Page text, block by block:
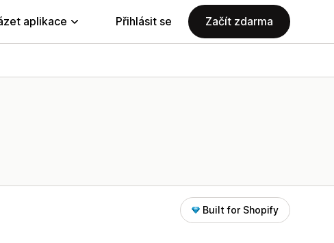
aplikace Přihlásit se Začít zdarma
Built for Shopify